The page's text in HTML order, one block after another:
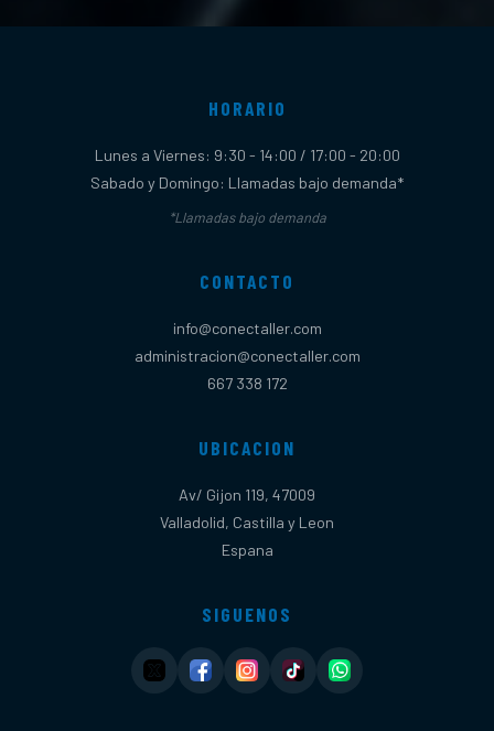
HORARIO
Lunes a Viernes: 9:30 - 14:00 / 17:00 - 20:00
Sabado y Domingo: Llamadas bajo demanda*
*Llamadas bajo demanda
CONTACTO
info@conectaller.com
administracion@conectaller.com
667 338 172
UBICACION
Av/ Gijon 119, 47009
Valladolid, Castilla y Leon
Espana
SIGUENOS